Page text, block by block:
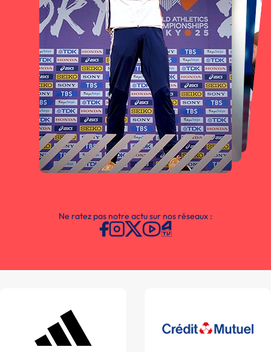
Ne ratez pas notre actu sur nos réseaux :